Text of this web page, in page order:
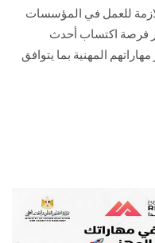
للعمل في المؤسسات
فرصة اكتساب أحدث
المهنية بما يتوافق